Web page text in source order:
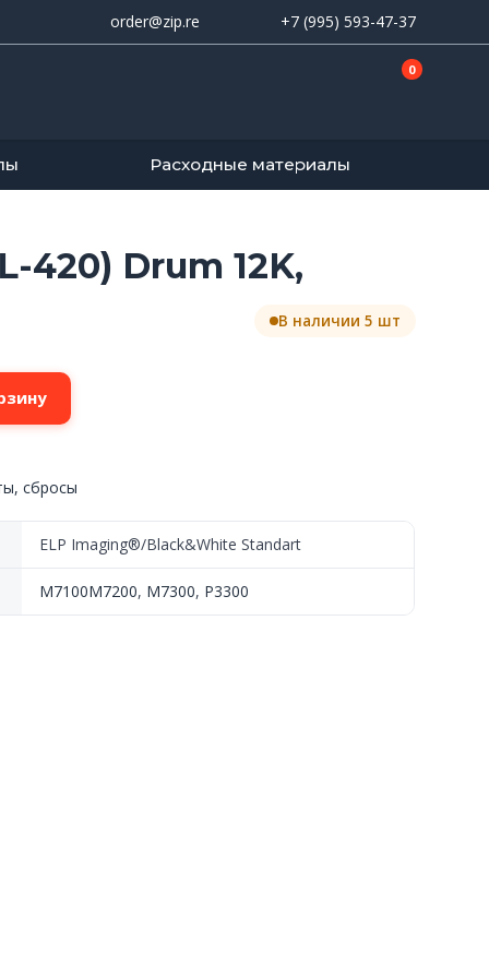
order@zip.re +7 (995) 593-47-37
0
Расходные материалы
420) Drum 12K,
В наличии 5 шт
сбросы
ELP Imaging®/Black&White Standart
M7100M7200, M7300, P3300